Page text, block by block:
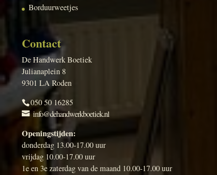
Borduurweetjes
Contact
De Handwerk Boetiek
Julianaplein 8
9301 LA Roden
050 50 16285
info@dehandwerkboetiek.nl
Openingstijden:
donderdag 13.00-17.00 uur
vrijdag 10.00-17.00 uur
1e en 3e zaterdag van de maand 10.00-17.00 uur